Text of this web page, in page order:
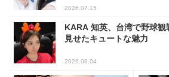
2026.07.15
KARA 知英、台湾で野球
見せたキュートな魅力
2026.08.04